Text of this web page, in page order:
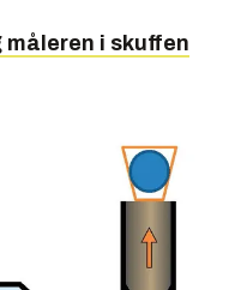
måleren i skuffen